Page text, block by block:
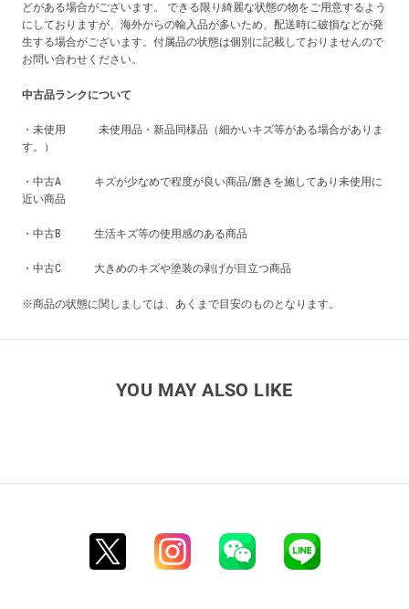
どがある場合がございます。 できる限り綺麗な状態の物をご用意するよう
にしておりますが、海外からの輸入品が多いため、配送時に破損などが発
生する場合がございます。付属品の状態は個別に記載しておりませんので
お問い合わせください。
中古品ランクについて
・未使用 未使用品・新品同様品（細かいキズ等がある場合がありま
す。）
・中古A キズが少なめで程度が良い商品/磨きを施してあり未使用に
近い商品
・中古B 生活キズ等の使用感のある商品
・中古C 大きめのキズや塗装の剥げが目立つ商品
※商品の状態に関しましては、あくまで目安のものとなります。
YOU MAY ALSO LIKE